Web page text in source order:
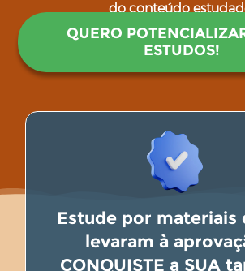
do conteúdo
QUERO
ESTUDOS!
Estude por materiais
levaram à
CONQUISTE a SUA